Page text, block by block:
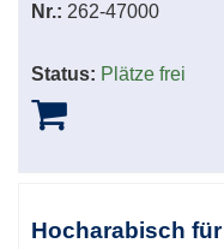
Nr.: 262-47000
Status: Plätze frei
Hocharabisch